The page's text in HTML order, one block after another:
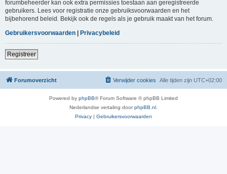
forumbeheerder kan ook extra permissies toestaan aan geregistreerde
gebruikers. Lees voor registratie onze gebruiksvoorwaarden en het
bijbehorend beleid. Bekijk ook de regels als je gebruik maakt van het forum.
Gebruikersvoorwaarden
Privacybeleid
Registreer
Forumoverzicht Alle tijden zijn UTC+02:00
Verwijder cookies
Powered by phpBB® Forum Software © phpBB Limited
Nederlandse vertaling doorphpBB.nl
Privacy | Gebruikersvoorwaarden